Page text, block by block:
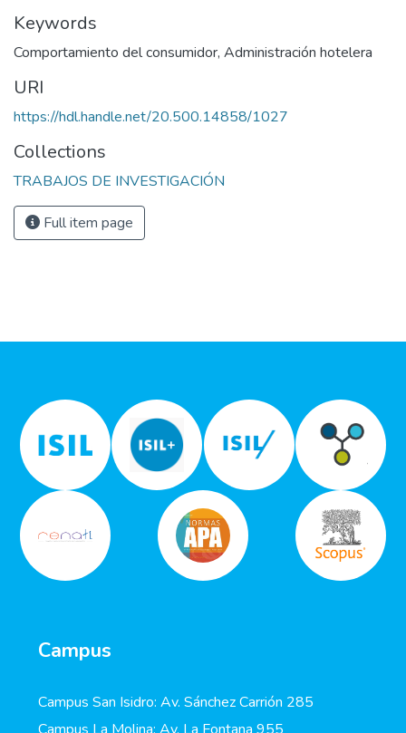
Keywords
Comportamiento del consumidor, Administración hotelera
URI
https://hdl.handle.net/20.500.14858/1027
Collections
TRABAJOS DE INVESTIGACIÓN
Full item page
Campus
Campus San Isidro: Av. Sánchez Carrión 285